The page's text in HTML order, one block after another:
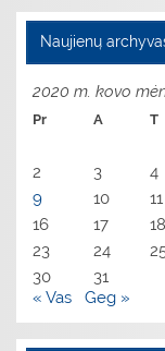
Naujienų
2020 m. kovo
Pr A T
2
3 4
9
10 11
16
17 18
23
24
30
31
« Vas
Geg »